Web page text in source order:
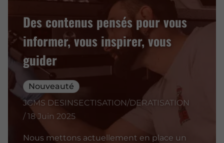
Des contenus pensés pour vous
informer, vous inspirer, vous
guider
Nouveauté
JGMS DESINSECTISATION/DERATISATION
/ 18 Juin 2025
Nous mettons actuellement en place un